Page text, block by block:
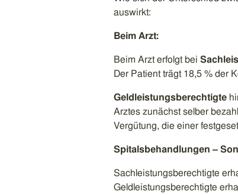
auswirkt:
Beim Arzt:
Beim Arzt erfolgt bei
Der Patient trägt 18,5 % der
Geldleistungsberechtigte
Arztes zunächst selber
Vergütung, die einer
Spitalsbehandlungen –
Sachleistungsberechtigte
Geldleistungsberechtigte